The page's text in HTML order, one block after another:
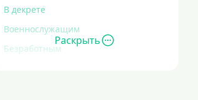
В декрете
Военнослужащим
Безработным
Раскрыть